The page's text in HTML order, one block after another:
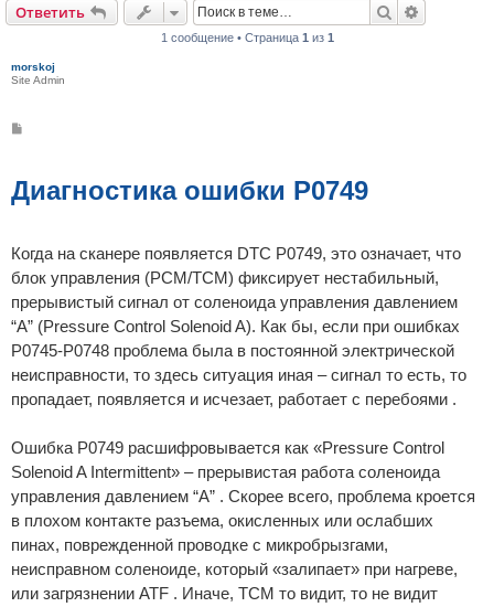
Ответить Поиск
1 сообщение • Страница 1 из 1
morskoj
Site Admin
щ
н
Диагностика ошибки P0749
Когда на сканере появляется DTC P0749, это означает, что
блок управления (PCM/TCM) фиксирует нестабильный,
прерывистый сигнал от соленоида управления давлением
“A” (Pressure Control Solenoid A). Как бы, если при ошибках
P0745-P0748 проблема была в постоянной электрической
неисправности, то здесь ситуация иная – сигнал то есть, то
пропадает, появляется и исчезает, работает с перебоями .
Ошибка P0749 расшифровывается как «Pressure Control
Solenoid A Intermittent» – прерывистая работа соленоида
управления давлением “A” . Скорее всего, проблема кроется
в плохом контакте разъема, окисленных или ослабших
пинах, поврежденной проводке с микробрызгами,
неисправном соленоиде, который «залипает» при нагреве,
или загрязнении ATF . Иначе, TCM то видит, то не видит